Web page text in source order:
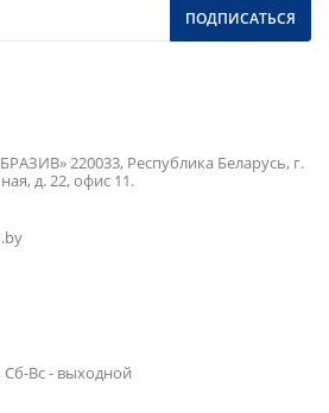
ПОДПИСАТЬСЯ
220033, Республика Беларусь, г.
д. 22, офис 11.
Сб-Вс - выходной